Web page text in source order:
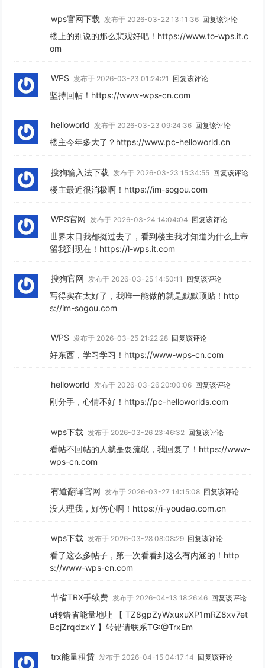
wps官网下载 发布于 2026-03-22 13:11:36 回复该评论
楼上的别说的那么悲观好吧！https://www.to-wps.it.c
om
WPS 发布于 2026-03-23 01:24:21 回复该评论
坚持回帖！https://www-wps-cn.com
helloworld 发布于 2026-03-23 09:24:36 回复该评论
楼主今年多大了？https://www.pc-helloworld.cn
搜狗输入法下载 发布于 2026-03-23 15:34:55 回复该评论
楼主最近很消极啊！https://im-sogou.com
WPS官网 发布于 2026-03-24 14:04:04 回复该评论
世界末日我都挺过去了，看到楼主我才知道为什么上帝
留我到现在！https://l-wps.it.com
搜狗官网 发布于 2026-03-25 14:50:11 回复该评论
写得实在太好了，我唯一能做的就是默默顶贴！http
s://im-sogou.com
WPS 发布于 2026-03-25 21:22:28 回复该评论
好东西，学习学习！https://www-wps-cn.com
helloworld 发布于 2026-03-26 20:00:06 回复该评论
刚分手，心情不好！https://pc-helloworlds.com
wps下载 发布于 2026-03-26 23:46:32 回复该评论
看帖不回帖的人就是耍流氓，我回复了！https://www-
wps-cn.com
有道翻译官网 发布于 2026-03-27 14:15:08 回复该评论
没人理我，好伤心啊！https://i-youdao.com.cn
wps下载 发布于 2026-03-28 08:08:29 回复该评论
看了这么多帖子，第一次看看到这么有内涵的！http
s://www-wps-cn.com
节省TRX手续费 发布于 2026-04-13 18:26:46 回复该评论
u转错省能量地址 【 TZ8gpZyWxuxuXP1mRZ8xv7et
BcjZrqdzxY 】转错请联系TG:@TrxEm
trx能量租赁 发布于 2026-04-15 04:17:14 回复该评论